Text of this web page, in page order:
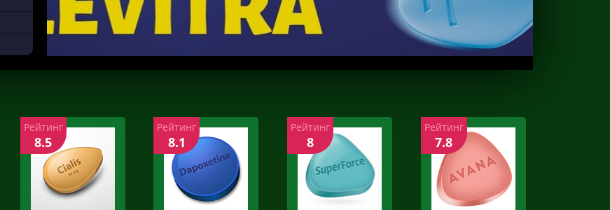
Рейтинг
8.5
Рейтинг
8.1
Рейтинг
8
Рейтинг
7.8